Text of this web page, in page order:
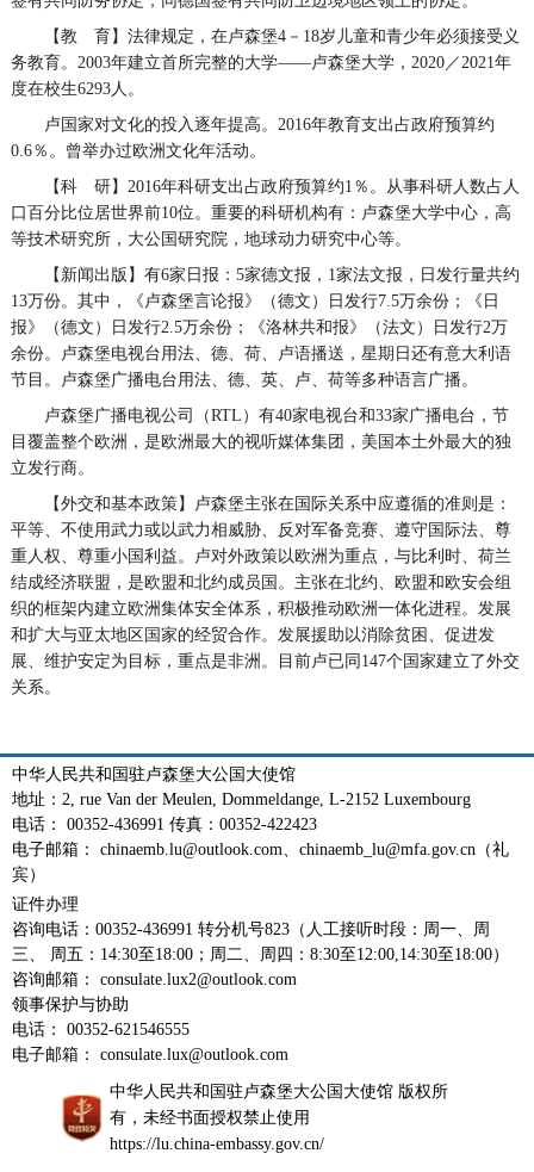
【教 育】法律规定，在卢森堡4－18岁儿童和青少年必须接受义
务教育。2003年建立首所完整的大学——卢森堡大学，2020／2021年
度在校生6293人。
卢国家对文化的投入逐年提高。2016年教育支出占政府预算约
0.6％。曾举办过欧洲文化年活动。
【科 研】2016年科研支出占政府预算约1％。从事科研人数占人
口百分比位居世界前10位。重要的科研机构有：卢森堡大学中心，高
等技术研究所，大公国研究院，地球动力研究中心等。
【新闻出版】有6家日报：5家德文报，1家法文报，日发行量共约
13万份。其中，《卢森堡言论报》（德文）日发行7.5万余份；《日
报》（德文）日发行2.5万余份；《洛林共和报》（法文）日发行2万
余份。卢森堡电视台用法、德、荷、卢语播送，星期日还有意大利语
节目。卢森堡广播电台用法、德、英、卢、荷等多种语言广播。
卢森堡广播电视公司（RTL）有40家电视台和33家广播电台，节
目覆盖整个欧洲，是欧洲最大的视听媒体集团，美国本土外最大的独
立发行商。
【外交和基本政策】卢森堡主张在国际关系中应遵循的准则是：
平等、不使用武力或以武力相威胁、反对军备竞赛、遵守国际法、尊
重人权、尊重小国利益。卢对外政策以欧洲为重点，与比利时、荷兰
结成经济联盟，是欧盟和北约成员国。主张在北约、欧盟和欧安会组
织的框架内建立欧洲集体安全体系，积极推动欧洲一体化进程。发展
和扩大与亚太地区国家的经贸合作。发展援助以消除贫困、促进发
展、维护安定为目标，重点是非洲。目前卢已同147个国家建立了外交
关系。
中华人民共和国驻卢森堡大公国大使馆
地址：2, rue Van der Meulen, Dommeldange, L-2152 Luxembourg
电话： 00352-436991 传真：00352-422423
电子邮箱： chinaemb.lu@outlook.com、chinaemb_lu@mfa.gov.cn（礼
宾）
证件办理
咨询电话：00352-436991 转分机号823（人工接听时段：周一、周
三、 周五：14:30至18:00；周二、周四：8:30至12:00,14:30至18:00）
咨询邮箱： consulate.lux2@outlook.com
领事保护与协助
电话： 00352-621546555
电子邮箱： consulate.lux@outlook.com
中华人民共和国驻卢森堡大公国大使馆 版权所
有，未经书面授权禁止使用
https://lu.china-embassy.gov.cn/